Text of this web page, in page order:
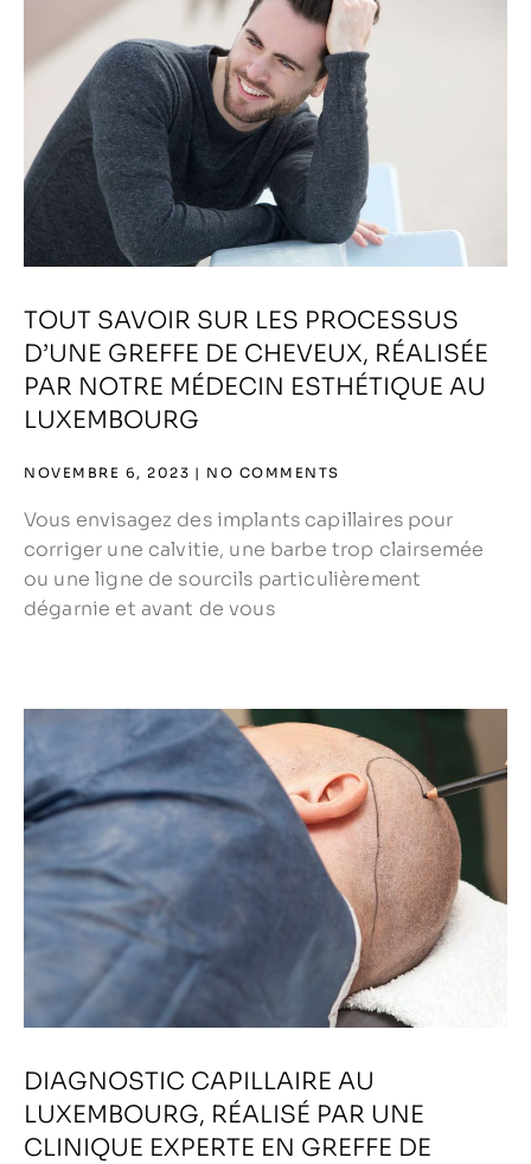
TOUT SAVOIR SUR LES PROCESSUS
D’UNE GREFFE DE CHEVEUX, RÉALISÉE
PAR NOTRE MÉDECIN ESTHÉTIQUE AU
LUXEMBOURG
NOVEMBRE 6, 2023 NO COMMENTS
Vous envisagez des implants capillaires pour
corriger une calvitie, une barbe trop clairsemée
ou une ligne de sourcils particulièrement
dégarnie et avant de vous
DIAGNOSTIC CAPILLAIRE AU
LUXEMBOURG, RÉALISÉ PAR UNE
CLINIQUE EXPERTE EN GREFFE DE